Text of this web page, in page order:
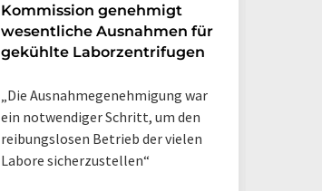
Kommission genehmigt
wesentliche Ausnahmen für
gekühlte Laborzentrifugen
„Die Ausnahmegenehmigung war
ein notwendiger Schritt, um den
reibungslosen Betrieb der vielen
Labore sicherzustellen“